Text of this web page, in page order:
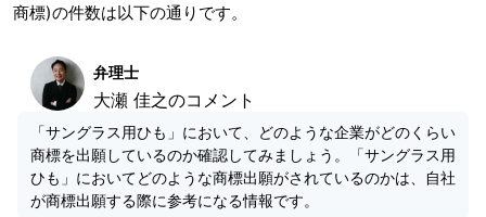
商標)の件数は以下の通りです。
弁理士
大瀬 佳之のコメント
「サングラス用ひも」において、どのような企業がどのくらい
商標を出願しているのか確認してみましょう。「サングラス用
ひも」においてどのような商標出願がされているのかは、自社
が商標出願する際に参考になる情報です。